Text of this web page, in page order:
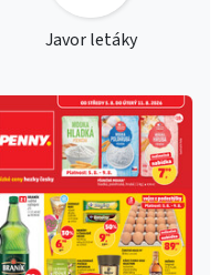
Javor letáky